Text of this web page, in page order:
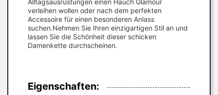
Alltagsausrüstungen einen Hauch Glamour
verleihen wollen oder nach dem perfekten
Accessoire für einen besonderen Anlass
suchen.Nehmen Sie Ihren einzigartigen Stil an und
lassen Sie die Schönheit dieser schicken
Damenkette durchscheinen.
Eigenschaften: